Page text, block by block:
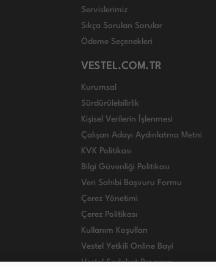
Servislerimiz
Sıkça Sorulan Sorular
Ödeme Seçenekleri
VESTEL.COM.TR
Kurumsal
Sürdürülebilirlik
Kişisel Verilerin İşlenmesi
Çalışan Adayı Aydınlatma Metni
KVK Politikası
Bilgi Güvenliği Politikası
Veri Sahibi Başvuru Formu
Çerez Yönetimi
Çerez Politikası
Kullanım Koşulları
Vestel Yetkili Online Bayi
Vestel Sadakat Program